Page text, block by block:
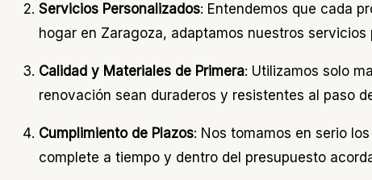
Servicios Personalizados: Entendemos que cada
hogar en Zaragoza, adaptamos nuestros
Calidad y Materiales de Primera: Utilizamos solo
renovación sean duraderos y resistentes al paso
Cumplimiento de Plazos: Nos tomamos en serio
complete a tiempo y dentro del presupuesto